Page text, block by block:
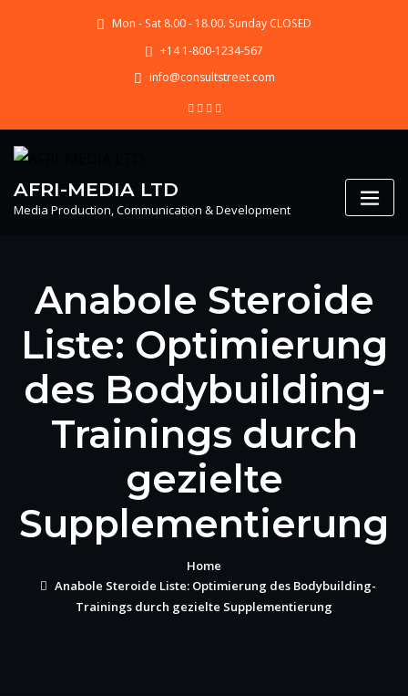
Mon - Sat 8.00 - 18.00. Sunday CLOSED
+14 1-800-1234-567
info@consultstreet.com
AFRI-MEDIA LTD
Media Production, Communication & Development
Anabole Steroide
Liste: Optimierung
des Bodybuilding-
Trainings durch
gezielte
Supplementierung
Home
Anabole Steroide Liste: Optimierung des Bodybuilding-
Trainings durch gezielte Supplementierung